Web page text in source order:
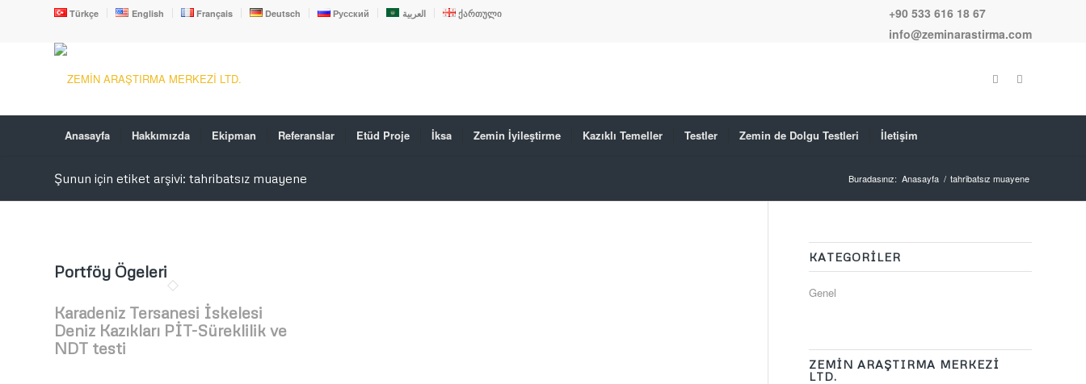
Türkçe English Français Deutsch Русский العربية ქართული
+90 533 616 18 67
info@zeminarastirma.com
Anasayfa Hakkımızda Ekipman Referanslar Etüd Proje İksa Zemin İyileştirme Kazıklı Temeller Testler Zemin de Dolgu Testleri İletişim
Şunun için etiket arşivi: tahribatsız muayene Buradasınız: Anasayfa / tahribatsız muayene
Portföy Ögeleri
Karadeniz Tersanesi İskelesi
Deniz Kazıkları PİT-Süreklilik ve
NDT testi
KATEGORILER
Genel
ZEMİN ARAŞTIRMA MERKEZİ
LTD.